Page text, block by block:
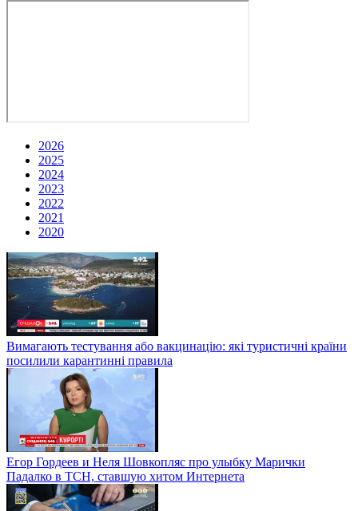
2026
2025
2024
2023
2022
2021
2020
Вимагають тестування або вакцинацію: які туристичні країни
посилили карантинні правила
Егор Гордеев и Неля Шовкопляс про улыбку Марички
Падалко в ТСН, ставшую хитом Интернета